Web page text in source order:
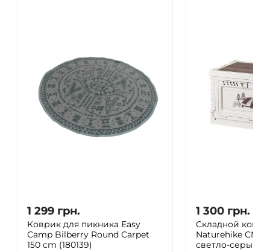
1 299 грн.
Коврик для пикника Easy
Camp Bilberry Round Carpet
150 cm (180139)
1 300 грн.
Складной
Naturehike
светло-серый